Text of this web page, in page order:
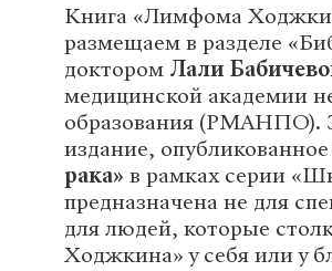
Книга «Лимфома
размещаем в разделе
доктором Лали
медицинской академии
образования (РМАНПО).
издание,
рака» в рамках серии
предназначена не для
для людей, которые
Ходжкина» у себя или у